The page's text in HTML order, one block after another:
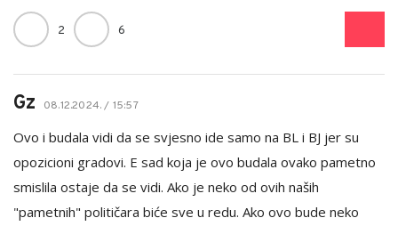
2 6
Gz 08.12.2024. / 15:57
Ovo i budala vidi da se svjesno ide samo na BL i BJ jer su
opozicioni gradovi. E sad koja je ovo budala ovako pametno
smislila ostaje da se vidi. Ako je neko od ovih naših
"pametnih" političara biće sve u redu. Ako ovo bude neko